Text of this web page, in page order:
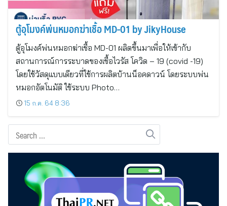
ตู้อุโมงค์พ่นหมอกฆ่าเชื้อ MD-01 by JikyHouse
ตู้อุโมงค์พ่นหมอกฆ่าเชื้อ MD-01 ผลิตขึ้นมาเพื่อให้เข้ากับ
สถานการณ์การระบาดของเชื้อไวรัส โควิด – 19 (covid -19)
โดยใช้วัสดุแบบเดียวที่ใช้การผลิตบ้านน็อคดาวน์ โดยระบบพ่น
หมอกอัตโนมัติ ใช้ระบบ Photo…
15 ก.ค. 64 8:36